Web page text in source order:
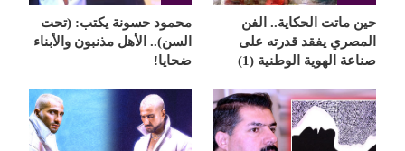
حين ماتت الحكاية.. الفن
المصري يفقد قدرته على
صناعة الهوية الوطنية (1)
محمود حسونة يكتب: (تحت
السن).. الأهل مذنبون والأبناء
ضحايا!